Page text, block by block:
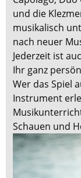
und die
musikalisch
nach neuer
Jederzeit ist
Ihr ganz
Wer das Spiel
Instrument
Schauen und